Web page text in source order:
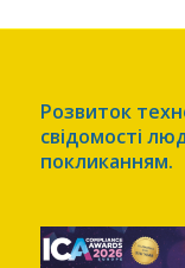
Розвиток
свідомості
покликанням.